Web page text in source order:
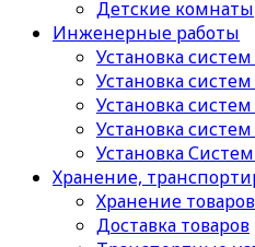
Детские комнаты
Инженерные работы
Установка
Установка
Установка
Установка
Установка
Хранение,
Хранение товаров
Доставка товаров